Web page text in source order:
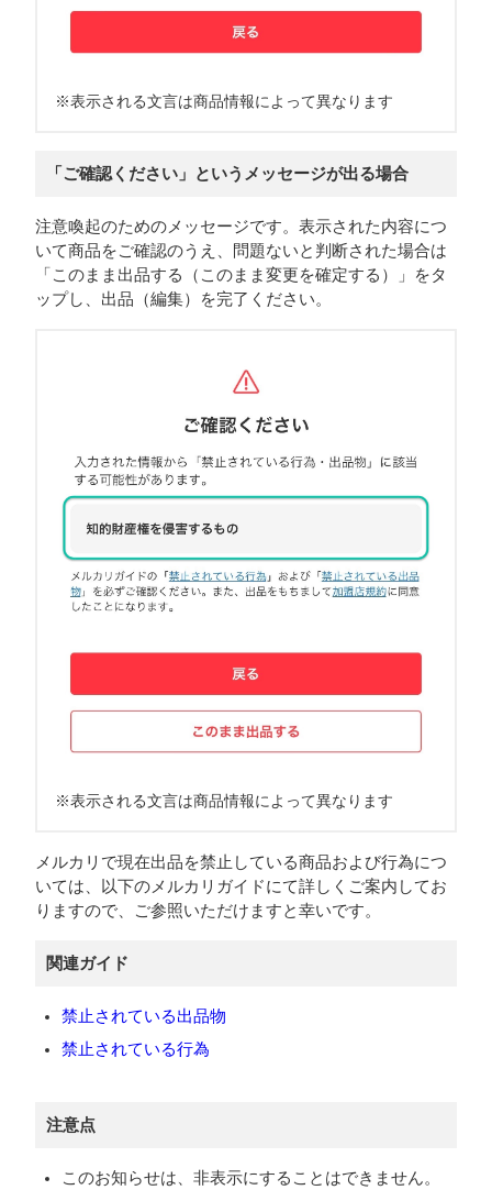
※表示される文言は商品情報によって異なります
「ご確認ください」というメッセージが出る場合
注意喚起のためのメッセージです。表示された内容につ
いて商品をご確認のうえ、問題ないと判断された場合は
「このまま出品する（このまま変更を確定する）」をタ
ップし、出品（編集）を完了ください。
※表示される文言は商品情報によって異なります
メルカリで現在出品を禁止している商品および行為につ
いては、以下のメルカリガイドにて詳しくご案内してお
りますので、ご参照いただけますと幸いです。
関連ガイド
禁止されている出品物
禁止されている行為
注意点
このお知らせは、非表示にすることはできません。